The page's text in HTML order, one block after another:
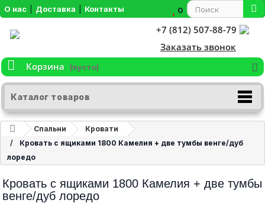
О нас Доставка Контакты 0
+7 (812) 507-88-79
Заказать звонок
Корзина
(пусто)
Каталог товаров
Спальни
Кровати
Кровать с ящиками 1800 Камелия + две тумбы венге/дуб
лоредо
Кровать с ящиками 1800 Камелия + две тумбы
венге/дуб лоредо